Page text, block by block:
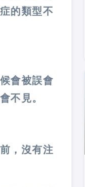
的類型不
會被誤會
不見。
，沒有注